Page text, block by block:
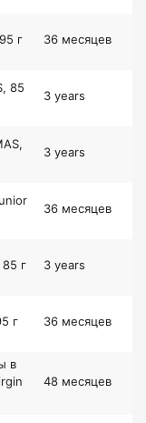
г 36 месяцев
85
3 years
3 years
36 месяцев
г 3 years
г 36 месяцев
в
48 месяцев